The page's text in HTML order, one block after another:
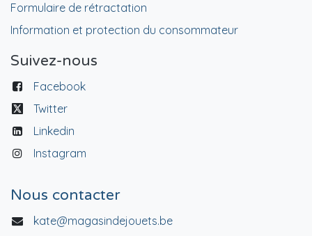
Formulaire de rétractation
Information et protection du consommateur
Suivez-nous
Facebook
Twitter
Linkedin
Instagram
Nous contacter
kate@magasindejouets.be